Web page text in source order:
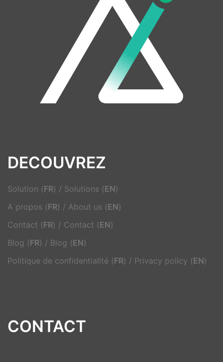
DECOUVREZ
Solution (FR) / Solutions (EN)
A propos (FR) / About us (EN)
Contact (FR) / Contact (EN)
Blog (FR) / Blog (EN)
Politique de confidentialité (FR) / Privacy policy (EN)
CONTACT